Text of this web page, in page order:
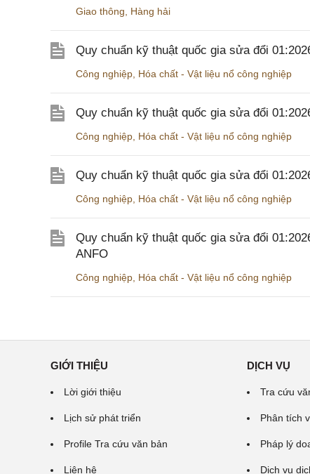
Giao thông Hàng hải
Quy chuẩn kỹ thuật quốc gia sửa đổi
Công nghiệp Hóa chất - Vật liệu nổ công nghiệp
Quy chuẩn kỹ thuật quốc gia sửa đổi
Công nghiệp Hóa chất - Vật liệu nổ công nghiệp
Quy chuẩn kỹ thuật quốc gia sửa đổi
Công nghiệp Hóa chất - Vật liệu nổ công nghiệp
Quy chuẩn kỹ thuật quốc gia sửa đổi
ANFO
Công nghiệp Hóa chất - Vật liệu nổ công nghiệp
GIỚI THIỆU
Lời giới thiệu
Lịch sử phát triển
Profile Tra cứu văn bản
Liên hệ
DỊCH VỤ
Tra cứu
Phân tích
Pháp lý
Dịch vụ